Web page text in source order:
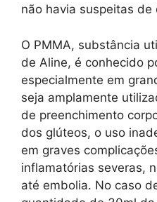
não havia suspeitas
O PMMA, substância
de Aline, é conhecido
especialmente em
seja amplamente
de preenchimento
dos glúteos, o uso
em graves
inflamatórias severas,
até embolia. No caso